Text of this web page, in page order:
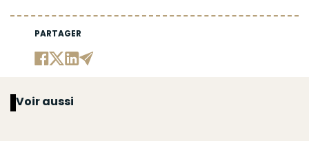
PARTAGER
Voir aussi